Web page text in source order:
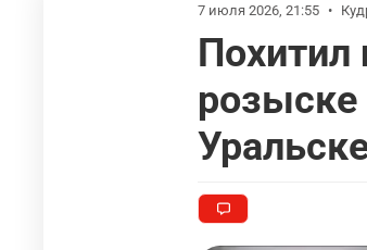
7 июля 2026, 21:55 •
Похитил